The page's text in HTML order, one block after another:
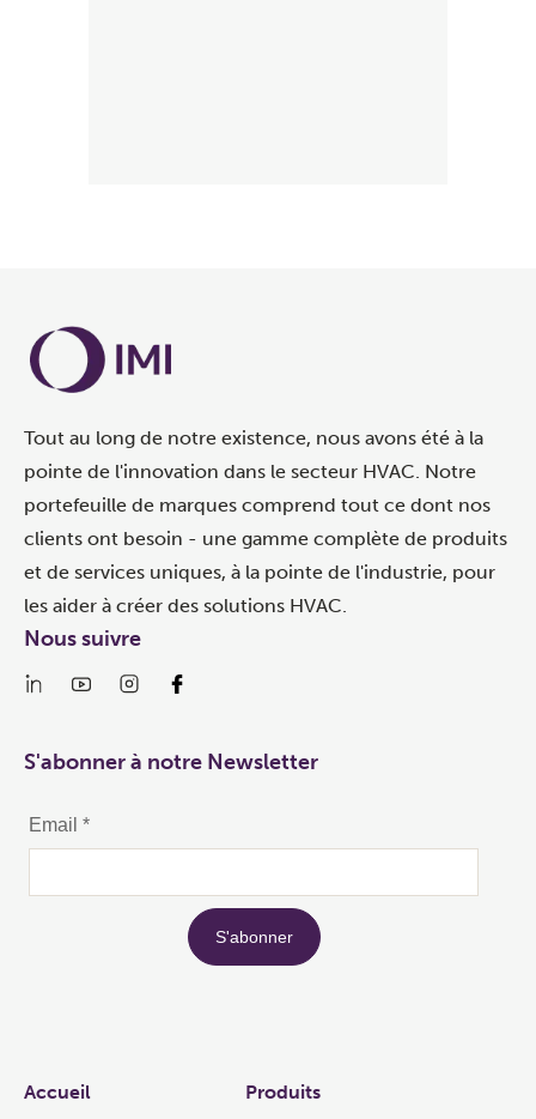
Tout au long de notre existence, nous avons été à la
pointe de l'innovation dans le secteur HVAC. Notre
portefeuille de marques comprend tout ce dont nos
clients ont besoin - une gamme complète de produits
et de services uniques, à la pointe de l'industrie, pour
les aider à créer des solutions HVAC.
Links
Accueil Produits
Nous suivre
S'abonner à notre Newsletter